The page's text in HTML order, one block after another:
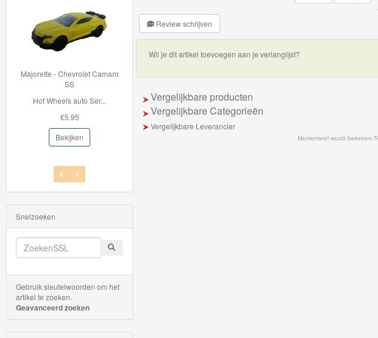
Push
Along
Thomas
trein
Thomas
Adventures
Thomas
de
Trein
Accessoires
Thomas
de
Trein
Minis
Review schrijven
Wil je dit artikel toevoegen aan je verlanglijst?
Vergelijkbare producten
Vergelijkbare Categorieën
Vergelijkbare Leverancier
Momenteel wordt bekeken:
- Chevrolet Camaro
Hot Wheels auto Ser...
33996 BRIO Container Kraan
€42.95
Bekijken
Snelzoeken
Gebruik sleutelwoorden om het
artikel te zoeken.
Geavanceerd zoeken